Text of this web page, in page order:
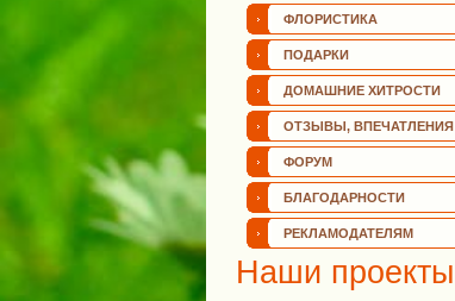
ФЛОРИСТИКА
ПОДАРКИ
ДОМАШНИЕ ХИТРОСТИ
ОТЗЫВЫ, ВПЕЧАТЛЕНИЯ
ФОРУМ
БЛАГОДАРНОСТИ
РЕКЛАМОДАТЕЛЯМ
Наши проекты